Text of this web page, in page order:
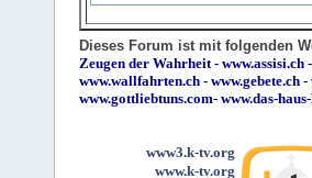
Dieses Forum ist mit folgenden
Zeugen der Wahrheit - www.assisi.ch -
www.wallfahrten.ch - www.gebete.ch -
www.gottliebtuns.com- www.das-
www3.k-tv.org
www.k-tv.org